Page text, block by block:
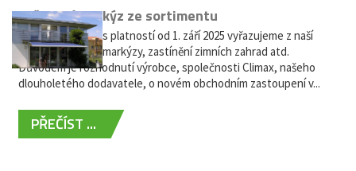
Vyřazení markýz ze sortimentu
Vážení zákazníci, s platností od 1. září 2025 vyřazujeme z naší
nabídky výsuvné markýzy, zastínění zimních zahrad atd.
Důvodem je rozhodnutí výrobce, společnosti Climax, našeho
dlouholetého dodavatele, o novém obchodním zastoupení v...
PŘEČÍST ...